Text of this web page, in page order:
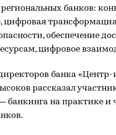
банков:
обеспечение
цифровое
банка «Центр-
рассказал
банкинга на практике и